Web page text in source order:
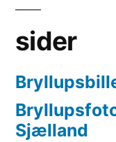
sider
Sjælland